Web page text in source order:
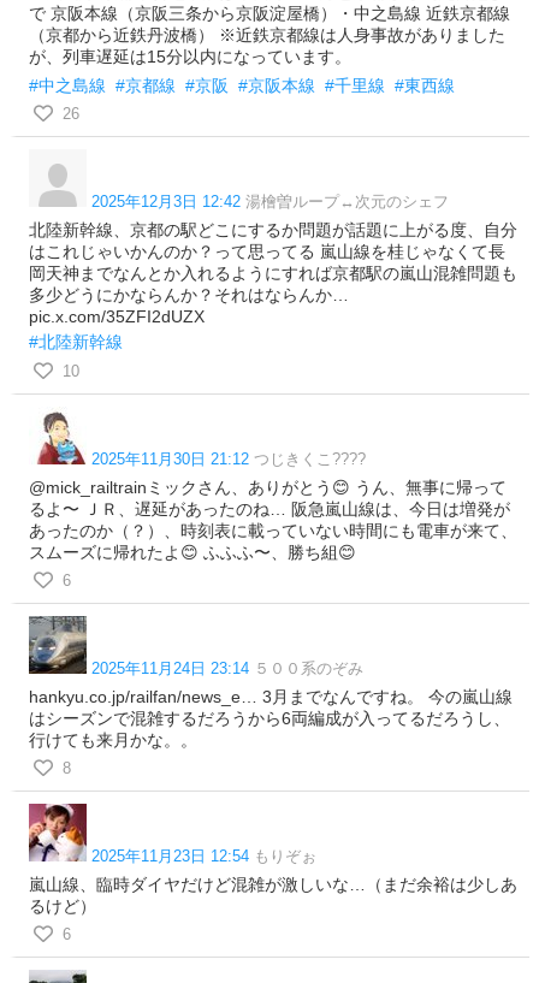
で 京阪本線（京阪三条から京阪淀屋橋）・中之島線 近鉄京都線
（京都から近鉄丹波橋） ※近鉄京都線は人身事故がありました
が、列車遅延は15分以内になっています。
#中之島線 #京都線 #京阪 #京阪本線 #千里線 #東西線
26
2025年12月3日 12:42 湯檜曽ループ↔次元のシェフ
北陸新幹線、京都の駅どこにするか問題が話題に上がる度、自分
はこれじゃいかんのか？って思ってる 嵐山線を桂じゃなくて長
岡天神までなんとか入れるようにすれば京都駅の嵐山混雑問題も
多少どうにかならんか？それはならんか…
pic.x.com/35ZFI2dUZX
#北陸新幹線
10
2025年11月30日 21:12 つじきくこ????
@mick_railtrainミックさん、ありがとう😊 うん、無事に帰って
るよ〜 ＪＲ、遅延があったのね… 阪急嵐山線は、今日は増発が
あったのか（？）、時刻表に載っていない時間にも電車が来て、
スムーズに帰れたよ😊 ふふふ〜、勝ち組😊
6
2025年11月24日 23:14 ５００系のぞみ
hankyu.co.jp/railfan/news_e… 3月までなんですね。 今の嵐山線
はシーズンで混雑するだろうから6両編成が入ってるだろうし、
行けても来月かな。。
8
2025年11月23日 12:54 もりぞぉ
嵐山線、臨時ダイヤだけど混雑が激しいな…（まだ余裕は少しあ
るけど）
6